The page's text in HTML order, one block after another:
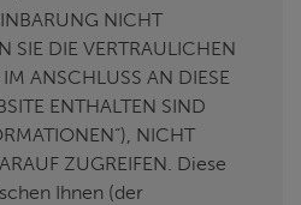
NICHT
SIE DIE VERTRAULICHEN
ANSCHLUSS AN DIESE
ENTHALTEN SIND
NICHT
ZUGREIFEN. Diese
Ihnen (der